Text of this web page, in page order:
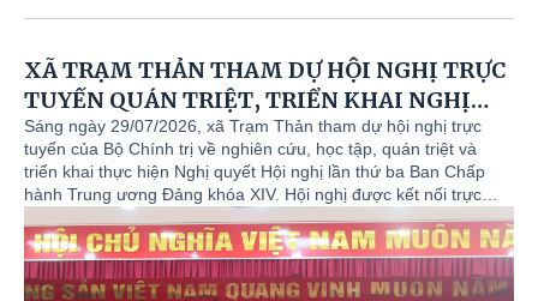
XÃ TRẠM THẢN THAM DỰ HỘI NGHỊ TRỰC
TUYẾN QUÁN TRIỆT, TRIỂN KHAI NGHỊ
QUYẾT HỘI NGHỊ LẦN THỨ BA BAN CHẤP
HÀNH TRUNG ƯƠNG ĐẢNG KHÓA XIV
Sáng ngày 29/07/2026, xã Trạm Thản tham dự hội nghị trực
tuyến của Bộ Chính trị về nghiên cứu, học tập, quán triệt và
triển khai thực hiện Nghị quyết Hội nghị lần thứ ba Ban Chấp
hành Trung ương Đảng khóa XIV. Hội nghị được kết nối trực
tuyến từ điểm cầu cấp tỉnh đến điểm cầu các xã, phường.